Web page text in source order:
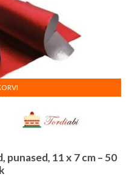
11 x 7 cm – 50